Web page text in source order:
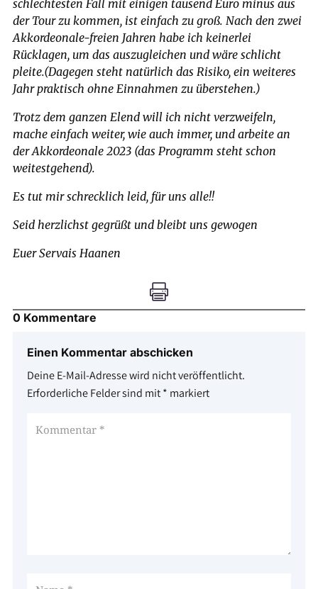
schlechtesten Fall mit einigen tausend Euro minus aus
der Tour zu kommen, ist einfach zu groß. Nach den zwei
Akkordeonale-freien Jahren habe ich keinerlei
Rücklagen, um das auszugleichen und wäre schlicht
pleite.(Dagegen steht natürlich das Risiko, ein weiteres
Jahr praktisch ohne Einnahmen zu überstehen.)
Trotz dem ganzen Elend will ich nicht verzweifeln,
mache einfach weiter, wie auch immer, und arbeite an
der Akkordeonale 2023 (das Programm steht schon
weitestgehend).
Es tut mir schrecklich leid, für uns alle!!
Seid herzlichst gegrüßt und bleibt uns gewogen
Euer Servais Haanen

0 Kommentare
Einen Kommentar abschicken
Deine E-Mail-Adresse wird nicht veröffentlicht.
Erforderliche Felder sind mit* markiert